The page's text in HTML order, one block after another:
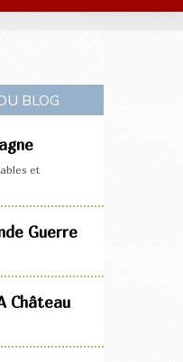
BLOG
et
Guerre
Château